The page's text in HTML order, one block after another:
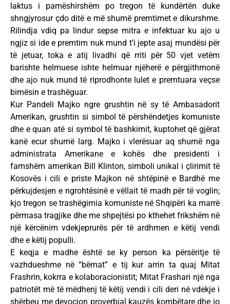
laktus i pamëshirshëm po tregon të kundërtën duke
shngjyrosur çdo ditë e më shumë premtimet e dikurshme.
Rilindja vdiq pa lindur sepse mitra e infektuar ku ajo u
ngjiz si ide e premtim nuk mund t’i jepte asaj mundësi për
të jetuar, toka e atij livadhi që rriti për 50 vjet vetëm
barishte helmuese ishte helmuar njëherë e përgjithmonë
dhe ajo nuk mund të riprodhonte lulet e premtuara veçse
bimësin e trashëguar.
Kur Pandeli Majko ngre grushtin në sy të Ambasadorit
Amerikan, grushtin si simbol të përshëndetjes komuniste
dhe e quan atë si symbol të bashkimit, kuptohet që gjërat
kanë ecur shumë larg. Majko i vlerësuar aq shumë nga
administrata Amerikane e kohës dhe presidenti i
famshëm amerikan Bill Klinton, simboli unikal i çlirimit të
Kosovës i cili e priste Majkon në shtëpinë e Bardhë me
përkujdesjen e ngrohtësinë e vëllait të madh për të voglin;
kjo tregon se trashëgimia komuniste në Shqipëri ka marrë
përmasa tragjike dhe me shpejtësi po kthehet frikshëm në
një kërcënim vdekjeprurës për të ardhmen e këtij vendi
dhe e këtij populli.
E keqja e madhe është se ky person ka përsëritje të
vazhdueshme në “bëmat” e tij kur arrin ta quaj Mitat
Frashrin, kokrra e kolaboracionistit; Mitat Frashari një nga
patriotët më të mëdhenj të këtij vendi i cili deri në vdekje i
shërbeu me devocion proverbial kauzës kombëtare dhe jo